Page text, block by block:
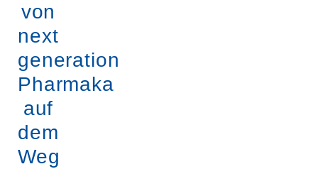
von
next
generation
Pharmaka
auf
dem
Weg